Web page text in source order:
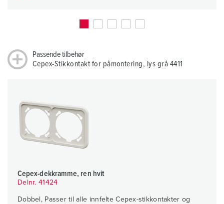
Passende tilbehør
Cepex-Stikkontakt for påmontering, lys grå 4411
Cepex-dekkramme, ren hvit
Delnr. 41424
Dobbel, Passer til alle innfelte Cepex-stikkontakter og